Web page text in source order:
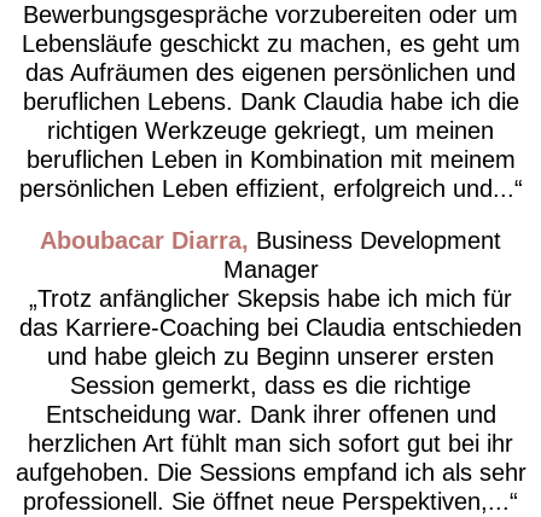
Bewerbungsgespräche vorzubereiten oder um
Lebensläufe geschickt zu machen, es geht um
das Aufräumen des eigenen persönlichen und
beruflichen Lebens. Dank Claudia habe ich die
richtigen Werkzeuge gekriegt, um meinen
beruflichen Leben in Kombination mit meinem
persönlichen Leben effizient, erfolgreich und...
Aboubacar Diarra Business Development
Manager
Trotz anfänglicher Skepsis habe ich mich für
das Karriere-Coaching bei Claudia entschieden
und habe gleich zu Beginn unserer ersten
Session gemerkt, dass es die richtige
Entscheidung war. Dank ihrer offenen und
herzlichen Art fühlt man sich sofort gut bei ihr
aufgehoben. Die Sessions empfand ich als sehr
professionell. Sie öffnet neue Perspektiven,...